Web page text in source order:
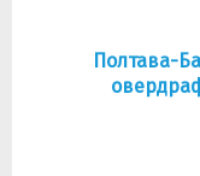
Полтава-